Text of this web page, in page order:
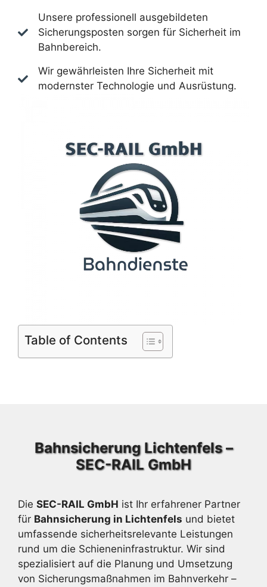
Unsere professionell ausgebildeten
Sicherungsposten sorgen für Sicherheit im
Bahnbereich.
Wir gewährleisten Ihre Sicherheit mit
modernster Technologie und Ausrüstung.
Table of Contents
Bahnsicherung Lichtenfels –
SEC-RAIL GmbH
Die SEC-RAIL GmbH ist Ihr erfahrener Partner
für Bahnsicherung in Lichtenfels und bietet
umfassende sicherheitsrelevante Leistungen
rund um die Schieneninfrastruktur. Wir sind
spezialisiert auf die Planung und Umsetzung
von Sicherungsmaßnahmen im Bahnverkehr –